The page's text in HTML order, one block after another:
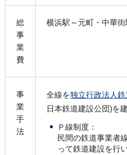
総
事
業
費
横浜駅～元町・中華
事
業
手
法
全線を独立行政法人
日本鉄道建設公団)を
Ｐ線制度：
民間の鉄道事業者
って鉄道建設を行